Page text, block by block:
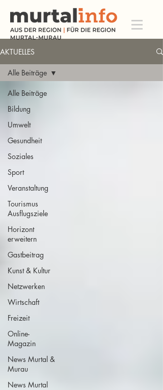
AKTUELLES
Alle Beiträge
Bildung
Umwelt
Gesundheit
Soziales
Sport
Veranstaltung
Tourismus
Ausflugsziele
Horizont
erweitern
Gastbeitrag
Kunst & Kultur
Netzwerken
Wirtschaft
Freizeit
Online-
Magazin
News Murtal &
Murau
News Murtal
Alle Beiträge